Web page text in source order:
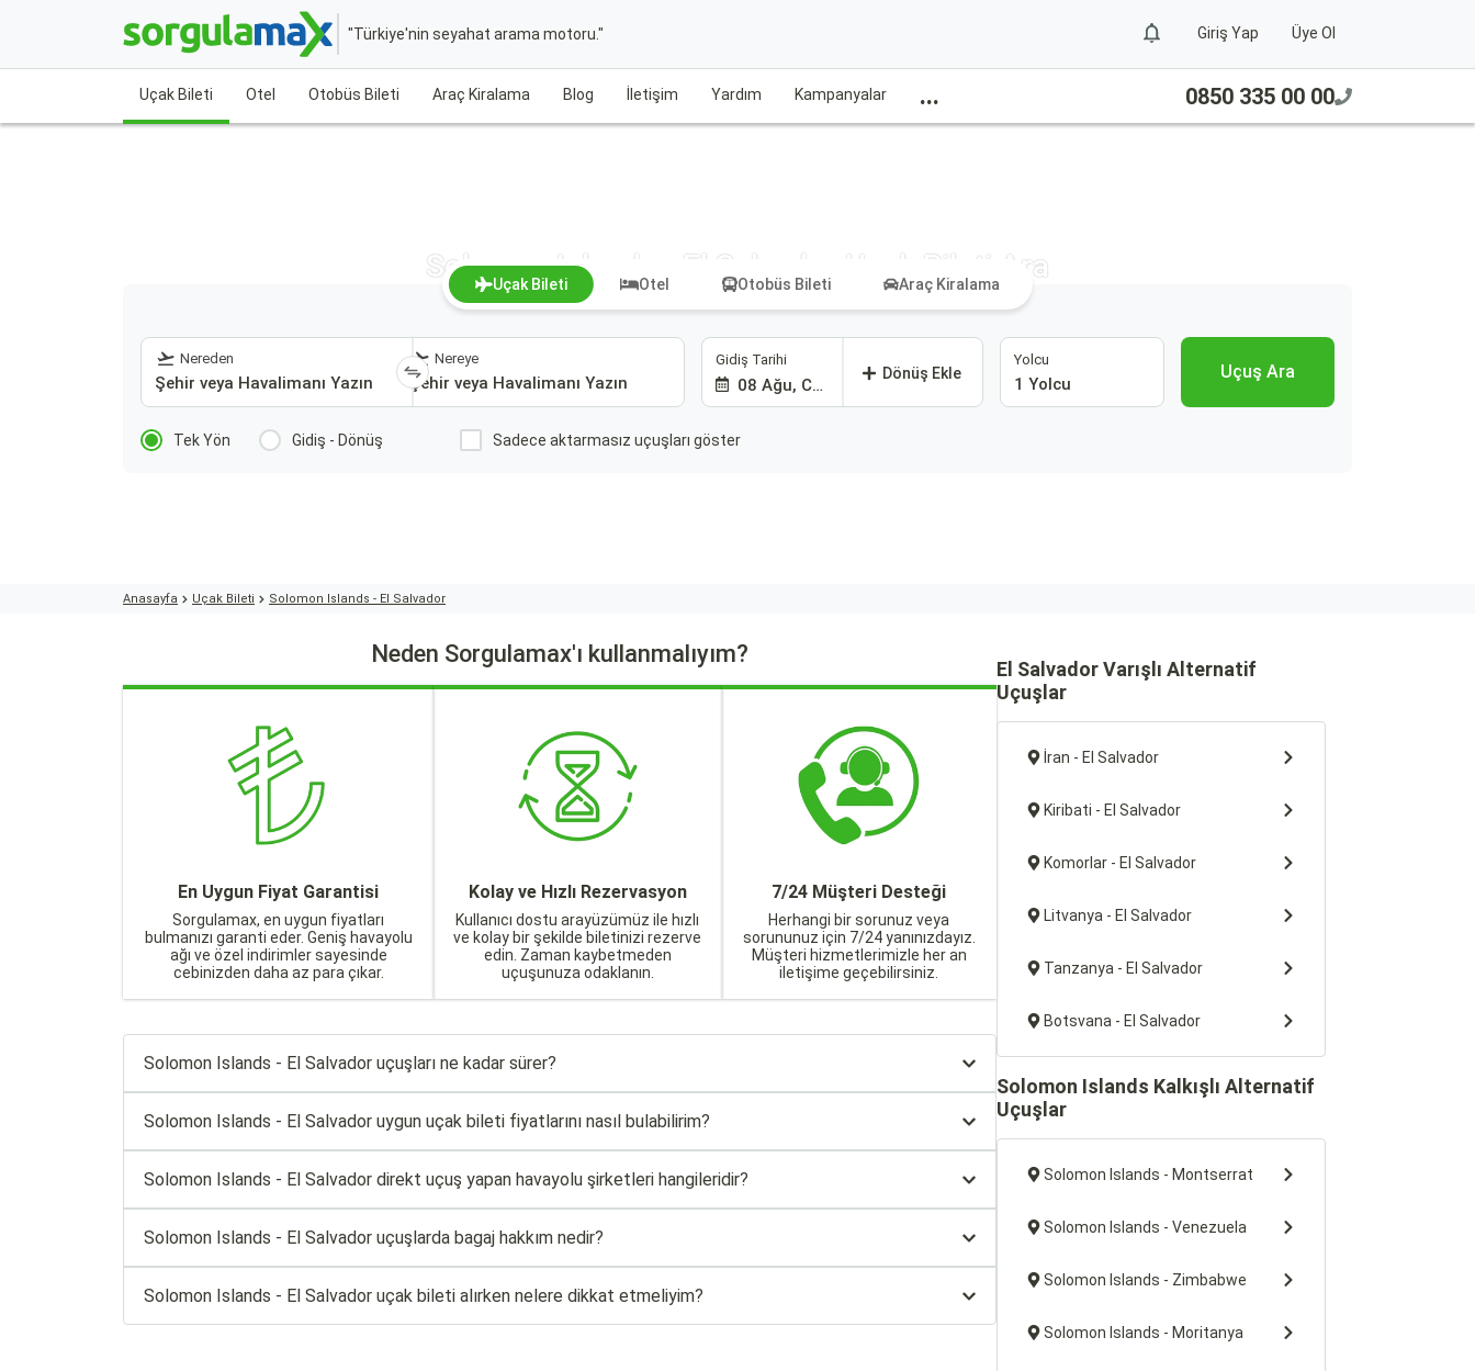
"Türkiye'nin seyahat arama motoru." Giriş Yap Üye Ol
Uçak Bileti Otel Otobüs Bileti Araç Kiralama Blog İletişim Yardım Kampanyalar ... 0850 335 00 00
Solomon Islands - El Salvador Uçak Bileti Ara
Uçak Bileti Otel Otobüs Bileti Araç Kiralama
Nereden Nereye Gidiş Tarihi
08 Ağu, Cmt
Dönüş Ekle
Yolcu
1 Yolcu
Uçuş Ara
Tek Yön Gidiş - Dönüş Sadece aktarmasız uçuşları göster
Anasayfa Uçak Bileti Solomon Islands - El Salvador
Neden Sorgulamax'ı kullanmalıyım?
En Uygun Fiyat Garantisi
Sorgulamax, en uygun fiyatları
bulmanızı garanti eder. Geniş havayolu
ağı ve özel indirimler sayesinde
cebinizden daha az para çıkar.
Kolay ve Hızlı Rezervasyon
Kullanıcı dostu arayüzümüz ile hızlı
ve kolay bir şekilde biletinizi rezerve
edin. Zaman kaybetmeden
uçuşunuza odaklanın.
7/24 Müşteri Desteği
Herhangi bir sorunuz veya
sorununuz için 7/24 yanınızdayız.
Müşteri hizmetlerimizle her an
iletişime geçebilirsiniz.
Solomon Islands - El Salvador uçuşları ne kadar sürer?
Solomon Islands - El Salvador uygun uçak bileti fiyatlarını nasıl bulabilirim?
Solomon Islands - El Salvador direkt uçuş yapan havayolu şirketleri hangileridir?
Solomon Islands - El Salvador uçuşlarda bagaj hakkım nedir?
Solomon Islands - El Salvador uçak bileti alırken nelere dikkat etmeliyim?
El Salvador Varışlı Alternatif
Uçuşlar
İran - El Salvador
Kiribati - El Salvador
Komorlar - El Salvador
Litvanya - El Salvador
Tanzanya - El Salvador
Botsvana - El Salvador
Solomon Islands Kalkışlı Alternatif
Uçuşlar
Solomon Islands - Montserrat
Solomon Islands - Venezuela
Solomon Islands - Zimbabwe
Solomon Islands - Moritanya